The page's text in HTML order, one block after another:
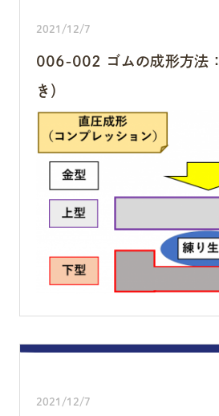
2021/12/7
006-002 ゴムの成形方法
き）
2021/12/7